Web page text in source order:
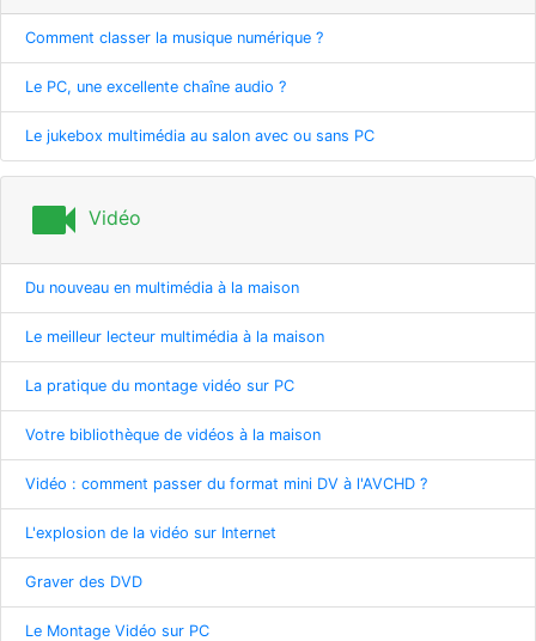
Comment classer la musique numérique ?
Le PC, une excellente chaîne audio ?
Le jukebox multimédia au salon avec ou sans PC
videocam Vidéo
Du nouveau en multimédia à la maison
Le meilleur lecteur multimédia à la maison
La pratique du montage vidéo sur PC
Votre bibliothèque de vidéos à la maison
Vidéo : comment passer du format mini DV à l'AVCHD ?
L'explosion de la vidéo sur Internet
Graver des DVD
Le Montage Vidéo sur PC